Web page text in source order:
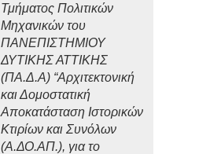
Τμήματος Πολιτικών
Μηχανικών του
ΠΑΝΕΠΙΣΤΗΜΙΟΥ
ΔΥΤΙΚΗΣ ΑΤΤΙΚΗΣ
(ΠΑ.Δ.Α) “Αρχιτεκτονική
και Δομοστατική
Αποκατάσταση Ιστορικών
Κτιρίων και Συνόλων
(Α.ΔΟ.ΑΠ.), για το